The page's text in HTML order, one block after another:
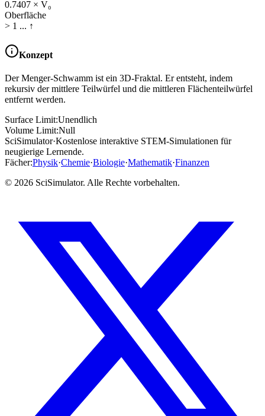
0.7407 × V₀
Oberfläche
> 1 ... ↑
Konzept
Der Menger-Schwamm ist ein 3D-Fraktal. Er entsteht, indem
rekursiv der mittlere Teilwürfel und die mittleren Flächenteilwürfel
entfernt werden.
Surface Limit:Unendlich
Volume Limit:Null
SciSimulator·Kostenlose interaktive STEM-Simulationen für
neugierige Lernende.
Fächer:Physik·Chemie·Biologie·Mathematik·Finanzen
© 2026 SciSimulator. Alle Rechte vorbehalten.